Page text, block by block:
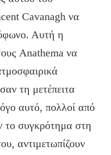
Cavanagh να
Αυτή η
Anathema να
τη μετέπειτα
αυτό, πολλοί από
το συγκρότημα στη
αντιμετωπίζουν